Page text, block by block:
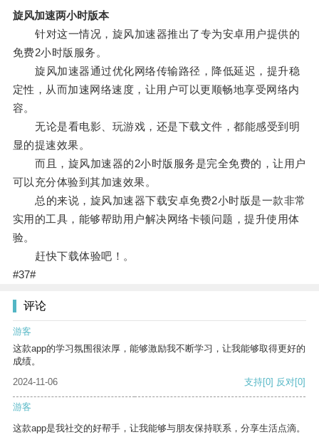
旋风加速两小时版本
针对这一情况，旋风加速器推出了专为安卓用户提供的
免费2小时版服务。
旋风加速器通过优化网络传输路径，降低延迟，提升稳
定性，从而加速网络速度，让用户可以更顺畅地享受网络内
容。
无论是看电影、玩游戏，还是下载文件，都能感受到明
显的提速效果。
而且，旋风加速器的2小时版服务是完全免费的，让用户
可以充分体验到其加速效果。
总的来说，旋风加速器下载安卓免费2小时版是一款非常
实用的工具，能够帮助用户解决网络卡顿问题，提升使用体
验。
赶快下载体验吧！。
#37#
评论
游客
这款app的学习氛围很浓厚，能够激励我不断学习，让我能够取得更好的
成绩。
2024-11-06
支持[0] 反对[0]
游客
这款app是我社交的好帮手，让我能够与朋友保持联系，分享生活点滴。